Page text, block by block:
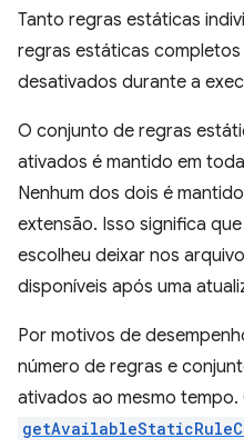
Tanto regras estáticas
regras estáticas
desativados durante a
O conjunto de regras
ativados é mantido em
Nenhum dos dois é
extensão. Isso significa
escolheu deixar nos
disponíveis após uma
Por motivos de
número de regras e
ativados ao mesmo tempo.